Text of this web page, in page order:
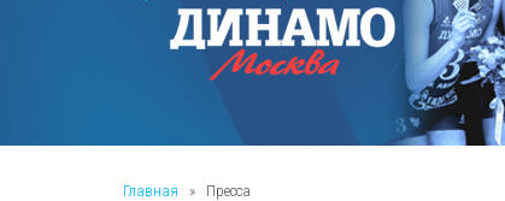
Главная » Пресса